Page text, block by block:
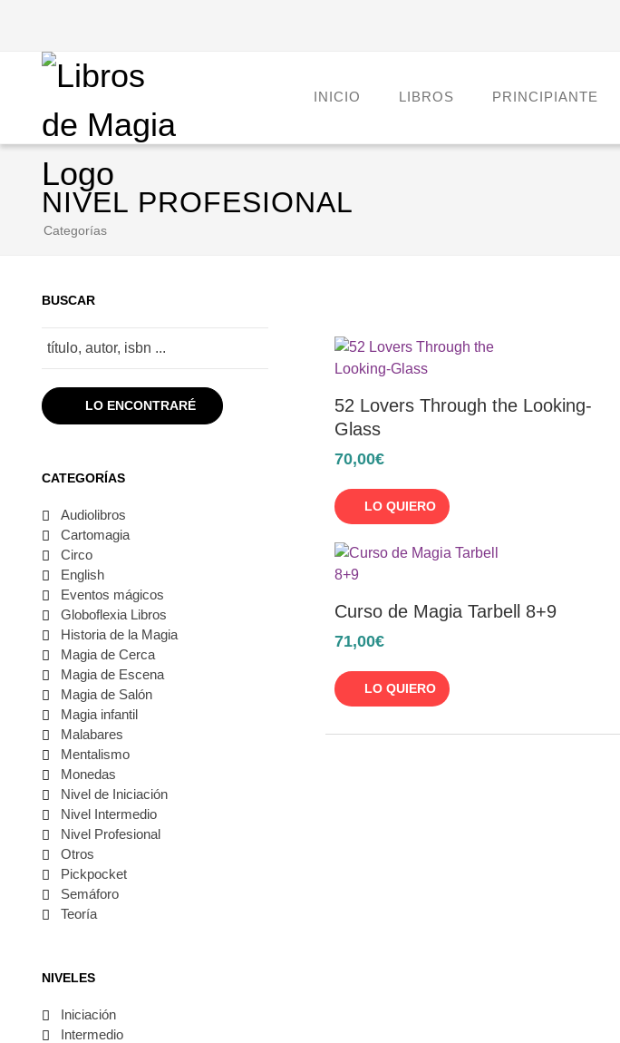
INICIO LIBROS PRINCIPIANTE
NIVEL PROFESIONAL
Categorías
52 Lovers Through the Looking-
Glass
70,00€
LO QUIERO
Curso de Magia Tarbell 8+9
71,00€
LO QUIERO
BUSCAR
LO ENCONTRARÉ
CATEGORÍAS
Audiolibros
Cartomagia
Circo
English
Eventos mágicos
Globoflexia Libros
Historia de la Magia
Magia de Cerca
Magia de Escena
Magia de Salón
Magia infantil
Malabares
Mentalismo
Monedas
Nivel de Iniciación
Nivel Intermedio
Nivel Profesional
Otros
Pickpocket
Semáforo
Teoría
NIVELES
Iniciación
Intermedio